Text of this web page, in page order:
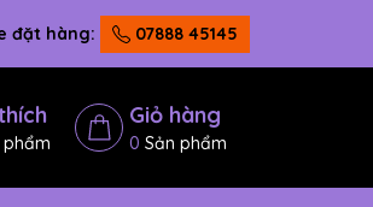
đặt hàng: 07888 45145
phẩm
Giỏ hàng
0 Sản phẩm